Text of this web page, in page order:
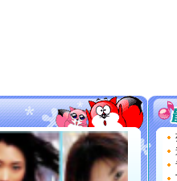
你太多，
要平安！
[圣诞节]
能正大
都要快乐
[圣诞节]
如意,快